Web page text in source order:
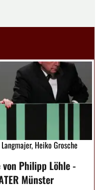
Heiko Grosche
von Philipp Löhle -
Münster